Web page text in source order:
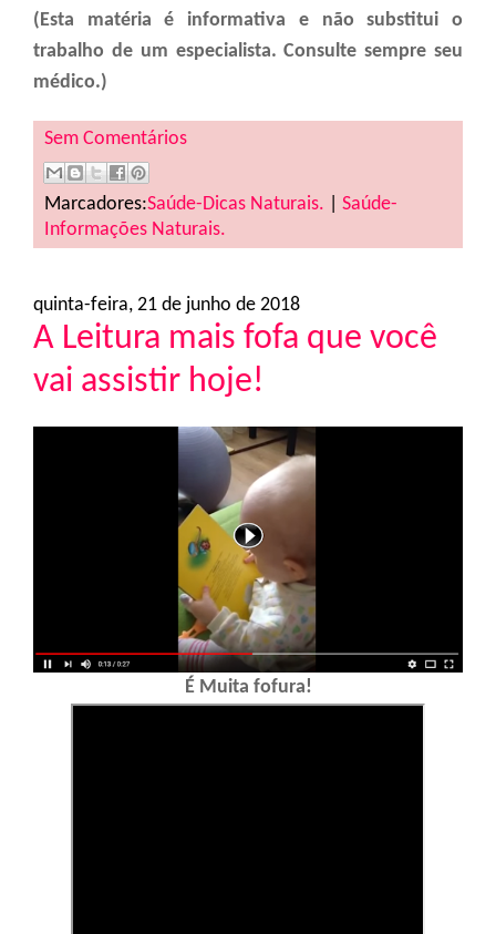
(Esta matéria é informativa e não substitui o
trabalho de um especialista. Consulte sempre seu
médico.)
Sem Comentários
Marcadores:Saúde-Dicas Naturais.
Saúde-
Informações Naturais.
quinta-feira, 21 de junho de 2018
A Leitura mais fofa que você
vai assistir hoje!
É Muita fofura!